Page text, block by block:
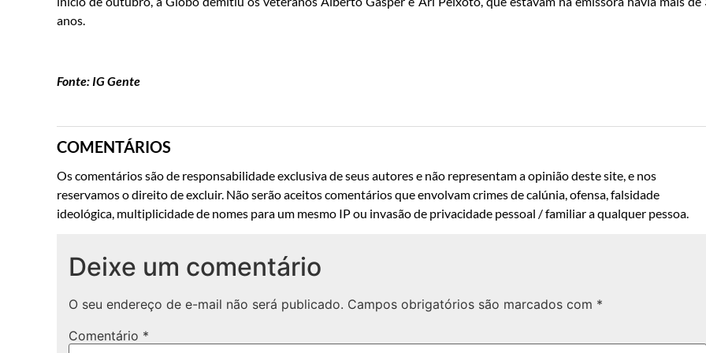
anos.
Fonte: IG Gente
COMENTÁRIOS
Os comentários são de responsabilidade exclusiva de seus autores e não representam a opinião deste site, e nos
reservamos o direito de excluir. Não serão aceitos comentários que envolvam crimes de calúnia, ofensa, falsidade
ideológica, multiplicidade de nomes para um mesmo IP ou invasão de privacidade pessoal / familiar a qualquer pessoa.
Deixe um comentário
O seu endereço de e-mail não será publicado. Campos obrigatórios são marcados com *
Comentário *